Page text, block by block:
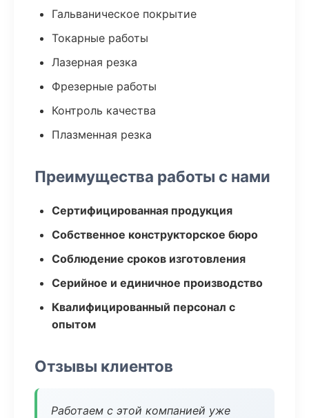
Гальваническое покрытие
Токарные работы
Лазерная резка
Фрезерные работы
Контроль качества
Плазменная резка
Преимущества работы с нами
Сертифицированная продукция
Собственное конструкторское бюро
Соблюдение сроков изготовления
Серийное и единичное производство
Квалифицированный персонал с
опытом
Отзывы клиентов
Работаем с этой компанией уже